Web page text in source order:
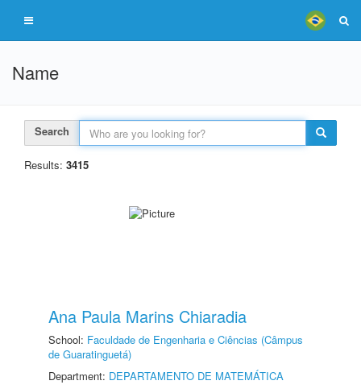
Name
Search
Results: 3415
Ana Paula Marins Chiaradia
School: Faculdade de Engenharia e Ciências (Câmpus
de Guaratinguetá)
Department: DEPARTAMENTO DE MATEMÁTICA